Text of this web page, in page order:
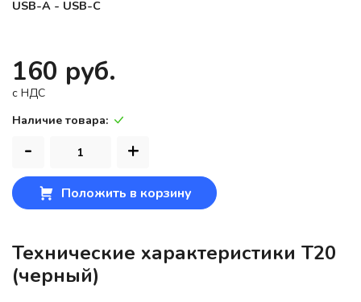
USB-A - USB-C
160 руб.
c НДС
Наличие товара:
- +
Положить в корзину
Технические характеристики T20
(черный)